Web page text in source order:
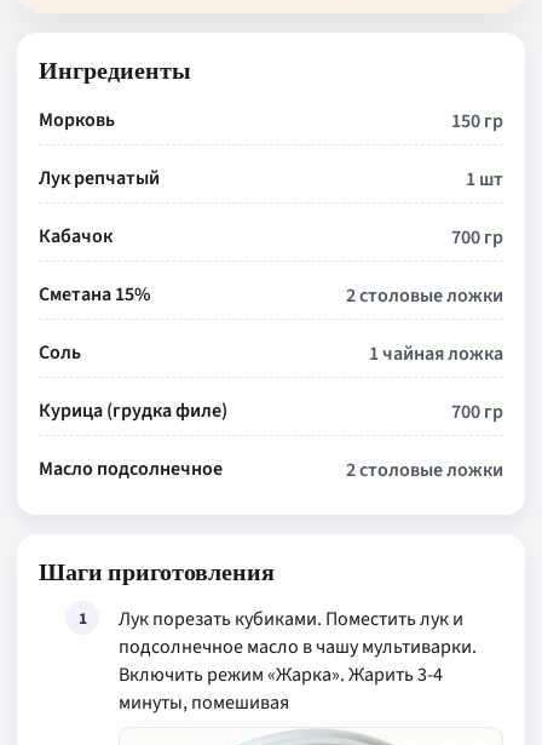
Ингредиенты
Морковь 150 гр
Лук репчатый 1 шт
Кабачок 700 гр
Сметана 15% 2 столовые ложки
Соль 1 чайная ложка
Курица (грудка филе) 700 гр
Масло подсолнечное 2 столовые ложки
Шаги приготовления
1
Лук порезать кубиками. Поместить лук и
подсолнечное масло в чашу мультиварки.
Включить режим «Жарка». Жарить 3-4
минуты, помешивая